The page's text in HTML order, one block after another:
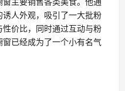
人外观，吸引了一大批粉
价比，同时通过互动与粉
已经成为了一个小有名气